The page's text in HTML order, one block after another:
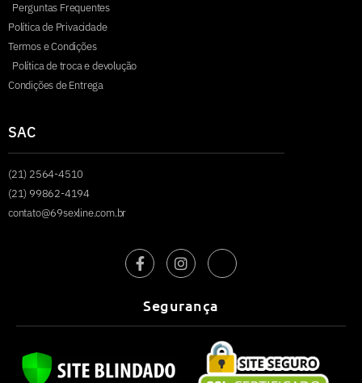
Perguntas Frequentes
Política de Privacidade
Termos e Condições
Política de troca e devolução
Condições de Entrega
SAC
(21) 2564-4510
(21) 99862-4194
contato@69sexline.com.br
Segurança